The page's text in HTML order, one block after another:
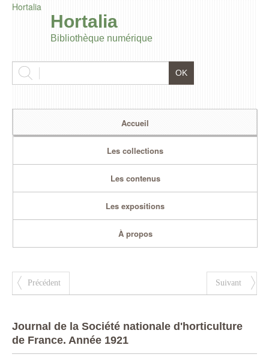
Hortalia
Hortalia
Bibliothèque numérique
Accueil
Les collections
Les contenus
Les expositions
À propos
Précédent Suivant
Journal de la Société nationale d'horticulture
de France. Année 1921